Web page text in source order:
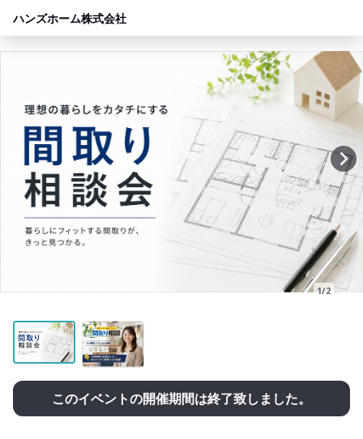
ハンズホーム株式会社
1/2
このイベントの開催期間は終了致しました。